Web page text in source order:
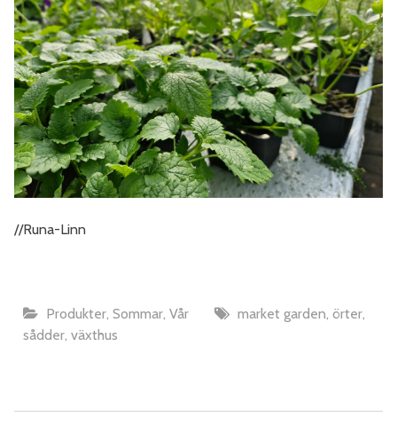
//Runa-Linn
Produkter, Sommar, Vår market garden, örter,
sådder, växthus